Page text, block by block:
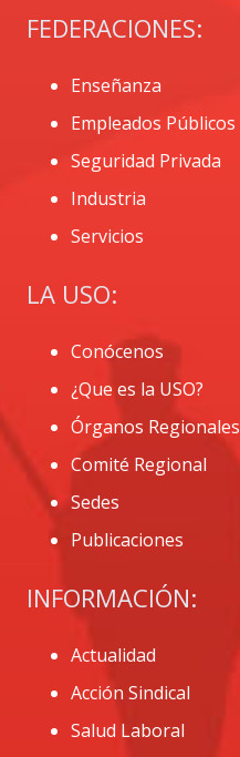
FEDERACIONES:
Enseñanza
Empleados Públicos
Seguridad Privada
Industria
Servicios
LA USO:
Conócenos
¿Que es la USO?
Órganos Regionales
Comité Regional
Sedes
Publicaciones
INFORMACIÓN:
Actualidad
Acción Sindical
Salud Laboral